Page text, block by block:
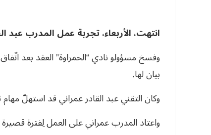
انتهت، الأربعاء، تجربة عمل المدرب
وفسخ مسؤولو نادي “الحمراوة” العقد بعد
بيان لها.
وكان التقني عبد القادر عمراني قد استهلّ